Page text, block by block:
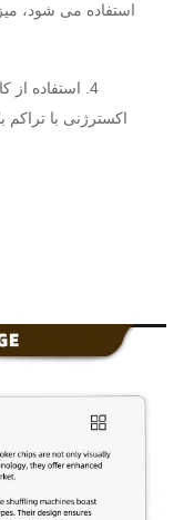
استفاده می شود،
4. استفاده
اکسترژنی با تراکم